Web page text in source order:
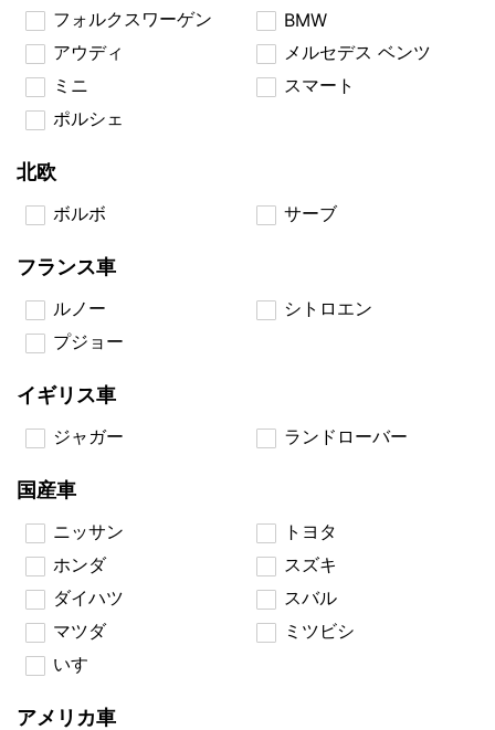
フォルクスワーゲン
BMW
アウディ
メルセデス ベンツ
ミニ
スマート
ポルシェ
北欧
ボルボ サーブ
フランス車
ルノー
シトロエン
プジョー
イギリス車
ジャガー ランドローバー
国産車
ニッサン
トヨタ
ホンダ
スズキ
ダイハツ
スバル
マツダ
ミツビシ
いすゞ
アメリカ車